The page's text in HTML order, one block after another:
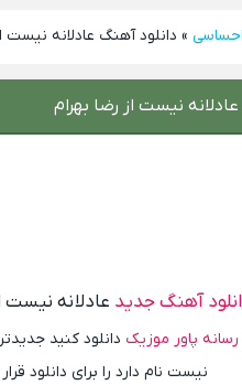
» دانلود آهنگ عادلانه نیست
نیست از رضا بهرام
آهنگ جدید عادلانه نیست
رسانه پاور موزیک دانلود کنید
نیست نام دارد را برای دانلود